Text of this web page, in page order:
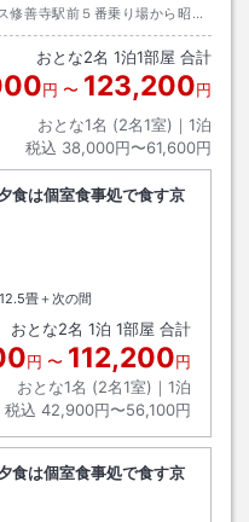
善寺駅前５番乗り場から昭和
徒歩約１分
おとな2名 1泊1部屋 合計
円 〜 123,200円
おとな1名 (2名1室)｜ 1泊
税込 38,000円〜61,600円
食は個室食事処で食す京
12.5畳＋次の間
おとな2名 1泊 1部屋 合計
円 〜 112,200円
おとな1名 (2名1室)｜ 1泊
税込 42,900円〜56,100円
食は個室食事処で食す京